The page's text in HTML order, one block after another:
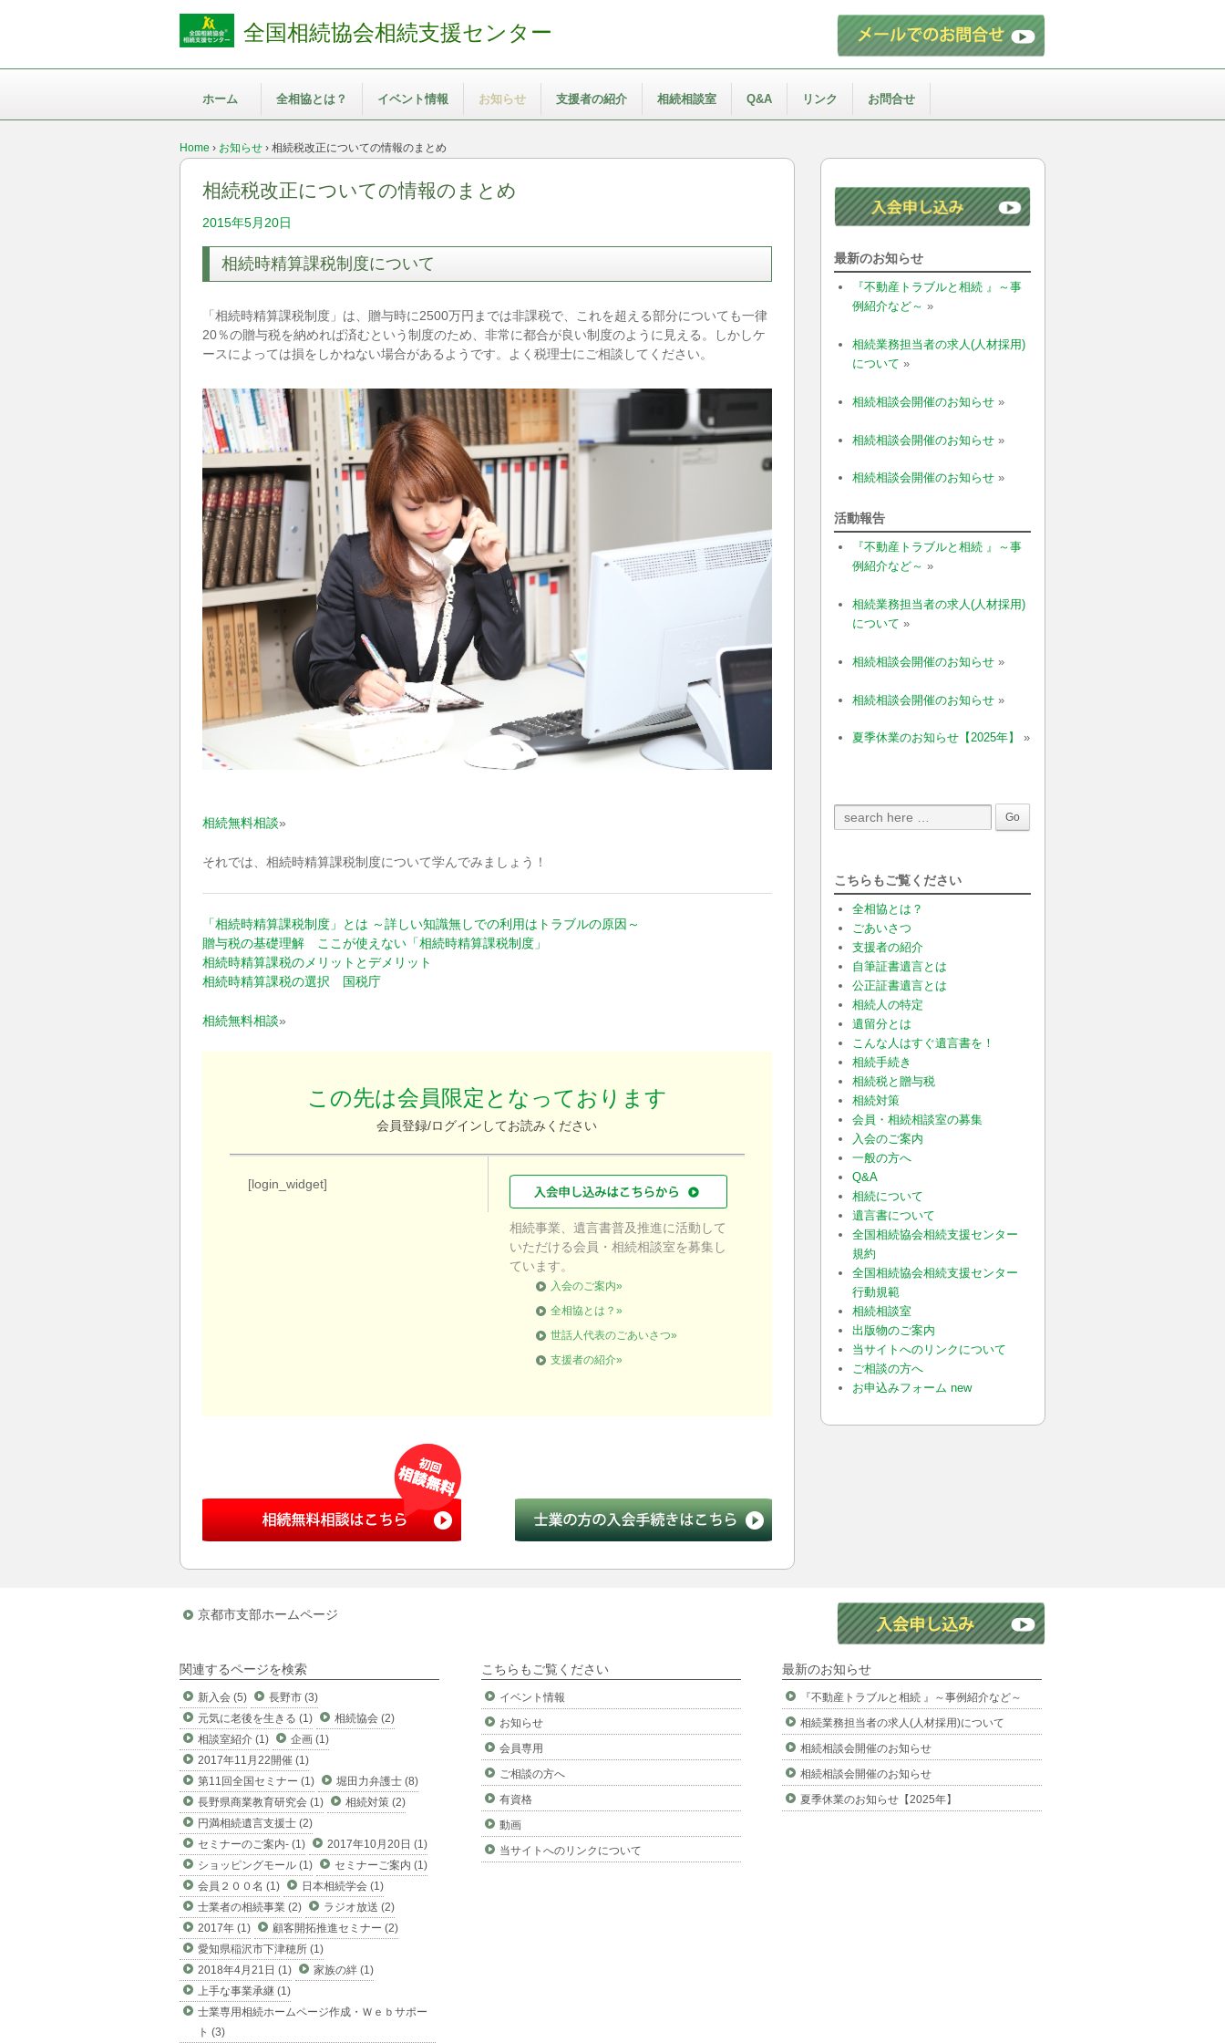
全国相続協会相続支援センター
ホーム 全相協とは？ イベント情報 お知らせ 支援者の紹介 相続相談室 Q&A リンク お問合せ
Home › お知らせ › 相続税改正についての情報のまとめ
相続税改正についての情報のまとめ
2015年5月20日
相続時精算課税制度について
「相続時精算課税制度」は、贈与時に2500万円までは非課税で、これを超える部分についても一律
20％の贈与税を納めれば済むという制度のため、非常に都合が良い制度のように見える。しかしケ
ースによっては損をしかねない場合があるようです。よく税理士にご相談してください。
相続無料相談»
それでは、相続時精算課税制度について学んでみましょう！
「相続時精算課税制度」とは ～詳しい知識無しでの利用はトラブルの原因～
贈与税の基礎理解 ここが使えない「相続時精算課税制度」
相続時精算課税のメリットとデメリット
相続時精算課税の選択 国税庁
相続無料相談»
この先は会員限定となっております
会員登録/ログインしてお読みください
[login_widget]
相続事業、遺言書普及推進に活動して
いただける会員・相続相談室を募集し
ています。
入会のご案内»
全相協とは？»
世話人代表のごあいさつ»
支援者の紹介»
最新のお知らせ
『不動産トラブルと相続 』～事
例紹介など～ »
相続業務担当者の求人(人材採用)
について »
相続相談会開催のお知らせ»
相続相談会開催のお知らせ»
相続相談会開催のお知らせ»
活動報告
『不動産トラブルと相続 』～事
例紹介など～ »
相続業務担当者の求人(人材採用)
について »
相続相談会開催のお知らせ»
相続相談会開催のお知らせ»
夏季休業のお知らせ【2025年】 »
こちらもご覧ください
全相協とは？
ごあいさつ
支援者の紹介
自筆証書遺言とは
公正証書遺言とは
相続人の特定
遺留分とは
こんな人はすぐ遺言書を！
相続手続き
相続税と贈与税
相続対策
会員・相続相談室の募集
入会のご案内
一般の方へ
Q&A
相続について
遺言書について
全国相続協会相続支援センター
規約
全国相続協会相続支援センター
行動規範
相続相談室
出版物のご案内
当サイトへのリンクについて
ご相談の方へ
お申込みフォーム new
京都市支部ホームページ
関連するページを検索
新入会 (5)
長野市 (3)
元気に老後を生きる (1)
相続協会 (2)
相談室紹介 (1)
企画 (1)
2017年11月22開催 (1)
第11回全国セミナー (1)
堀田力弁護士 (8)
長野県商業教育研究会 (1)
相続対策 (2)
円満相続遺言支援士 (2)
セミナーのご案内- (1)
2017年10月20日 (1)
ショッピングモール (1)
セミナーご案内 (1)
会員２００名 (1)
日本相続学会 (1)
士業者の相続事業 (2)
ラジオ放送 (2)
2017年 (1)
顧客開拓推進セミナー (2)
愛知県稲沢市下津穂所 (1)
2018年4月21日 (1)
家族の絆 (1)
上手な事業承継 (1)
士業専用相続ホームページ作成・Ｗｅｂサポー
ト (3)
こちらもご覧ください
イベント情報
お知らせ
会員専用
ご相談の方へ
有資格
動画
当サイトへのリンクについて
最新のお知らせ
『不動産トラブルと相続 』～事例紹介など～
相続業務担当者の求人(人材採用)について
相続相談会開催のお知らせ
相続相談会開催のお知らせ
夏季休業のお知らせ【2025年】